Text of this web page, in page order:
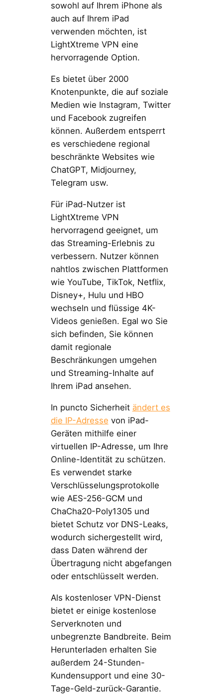
sowohl auf Ihrem iPhone als
auch auf Ihrem iPad
verwenden möchten, ist
LightXtreme VPN eine
hervorragende Option.
Es bietet über 2000
Knotenpunkte, die auf soziale
Medien wie Instagram, Twitter
und Facebook zugreifen
können. Außerdem entsperrt
es verschiedene regional
beschränkte Websites wie
ChatGPT, Midjourney,
Telegram usw.
Für iPad-Nutzer ist
LightXtreme VPN
hervorragend geeignet, um
das Streaming-Erlebnis zu
verbessern. Nutzer können
nahtlos zwischen Plattformen
wie YouTube, TikTok, Netflix,
Disney+, Hulu und HBO
wechseln und flüssige 4K-
Videos genießen. Egal wo Sie
sich befinden, Sie können
damit regionale
Beschränkungen umgehen
und Streaming-Inhalte auf
Ihrem iPad ansehen.
In puncto Sicherheit ändert es
die IP-Adresse von iPad-
Geräten mithilfe einer
virtuellen IP-Adresse, um Ihre
Online-Identität zu schützen.
Es verwendet starke
Verschlüsselungsprotokolle
wie AES-256-GCM und
ChaCha20-Poly1305 und
bietet Schutz vor DNS-Leaks,
wodurch sichergestellt wird,
dass Daten während der
Übertragung nicht abgefangen
oder entschlüsselt werden.
Als kostenloser VPN-Dienst
bietet er einige kostenlose
Serverknoten und
unbegrenzte Bandbreite. Beim
Herunterladen erhalten Sie
außerdem 24-Stunden-
Kundensupport und eine 30-
Tage-Geld-zurück-Garantie.